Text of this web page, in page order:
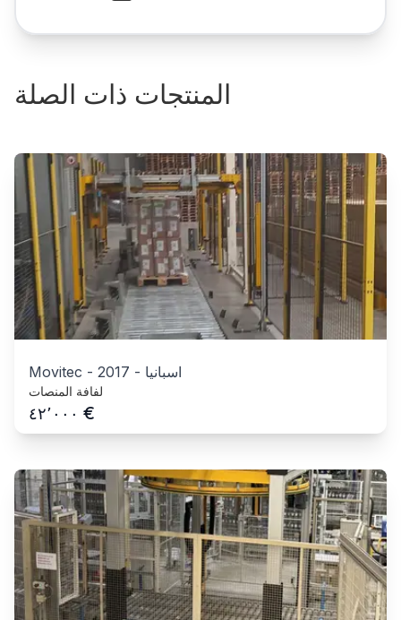
المنتجات ذات الصلة
Movitec - 2017 - اسبانيا
لفافة المنصات
٤٢٬٠٠٠ €